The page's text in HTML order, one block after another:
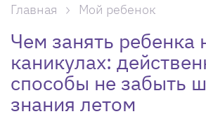
Главная Мой ребенок
Чем занять ребенка
каникулах:
способы не забыть
знания летом